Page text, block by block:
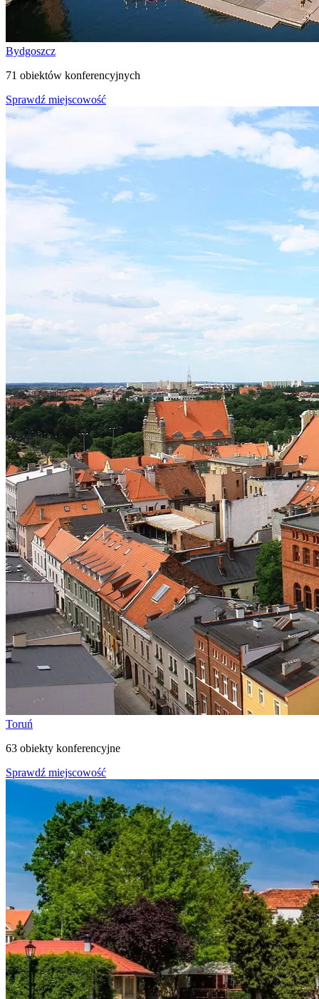
Bydgoszcz
71 obiektów konferencyjnych
Sprawdź miejscowość
Toruń
63 obiekty konferencyjne
Sprawdź miejscowość